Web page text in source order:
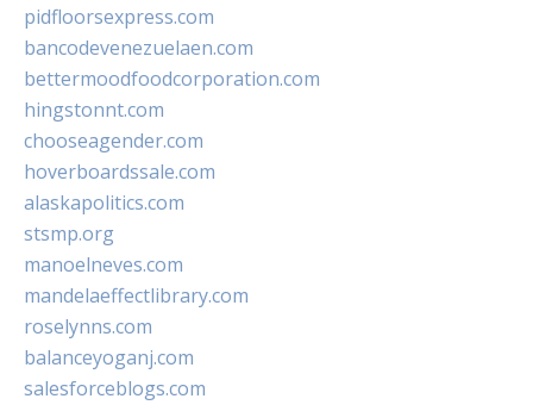
pidfloorsexpress.com
bancodevenezuelaen.com
bettermoodfoodcorporation.com
hingstonnt.com
chooseagender.com
hoverboardssale.com
alaskapolitics.com
stsmp.org
manoelneves.com
mandelaeffectlibrary.com
roselynns.com
balanceyoganj.com
salesforceblogs.com